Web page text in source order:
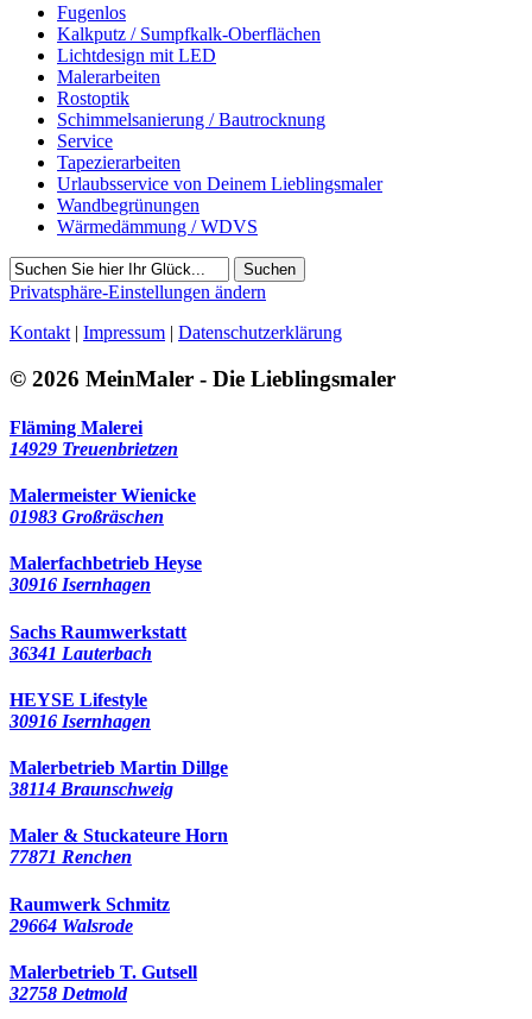
Fugenlos
Kalkputz / Sumpfkalk-Oberflächen
Lichtdesign mit LED
Malerarbeiten
Rostoptik
Schimmelsanierung / Bautrocknung
Service
Tapezierarbeiten
Urlaubsservice von Deinem Lieblingsmaler
Wandbegrünungen
Wärmedämmung / WDVS
Suchen
Privatsphäre-Einstellungen ändern
Kontakt | Impressum | Datenschutzerklärung
© 2026 MeinMaler - Die Lieblingsmaler
Fläming Malerei
14929 Treuenbrietzen
Malermeister Wienicke
01983 Großräschen
Malerfachbetrieb Heyse
30916 Isernhagen
Sachs Raumwerkstatt
36341 Lauterbach
HEYSE Lifestyle
30916 Isernhagen
Malerbetrieb Martin Dillge
38114 Braunschweig
Maler & Stuckateure Horn
77871 Renchen
Raumwerk Schmitz
29664 Walsrode
Malerbetrieb T. Gutsell
32758 Detmold